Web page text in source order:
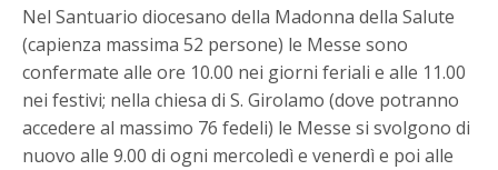
Nel Santuario diocesano della Madonna della Salute
(capienza massima 52 persone) le Messe sono
confermate alle ore 10.00 nei giorni feriali e alle 11.00
nei festivi; nella chiesa di S. Girolamo (dove potranno
accedere al massimo 76 fedeli) le Messe si svolgono di
nuovo alle 9.00 di ogni mercoledì e venerdì e poi alle